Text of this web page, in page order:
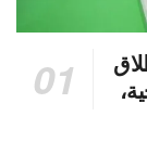
جلفود 2025 بإطلاق